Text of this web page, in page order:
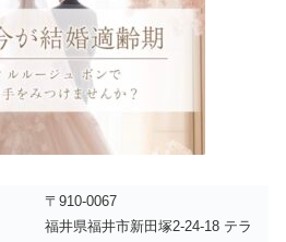
〒910-0067
福井県福井市新田塚2-24-18 テラ